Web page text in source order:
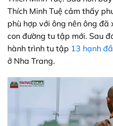
Thích Minh Tuệ cảm thấy
phù hợp với ông nên ông
con đường tu tập mới. Sau
hành trình tu tập 13 hạnh
ở Nha Trang.